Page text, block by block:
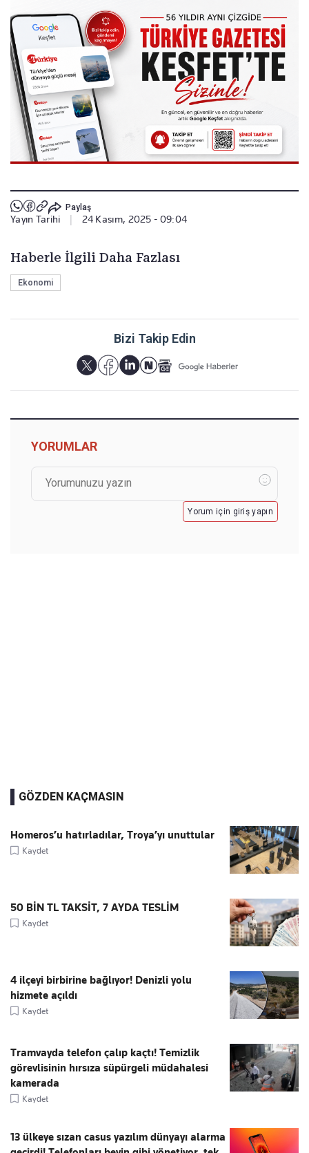
Paylaş
Yayın Tarihi 24 Kasım, 2025 - 09:04
Haberle İlgili Daha Fazlası
Ekonomi
Bizi Takip Edin
YORUMLAR
Yorum için giriş yapın
GÖZDEN KAÇMASIN
Homeros’u hatırladılar, Troya’yı unuttular
Kaydet
50 BİN TL TAKSİT, 7 AYDA TESLİM
Kaydet
4 ilçeyi birbirine bağlıyor! Denizli yolu
hizmete açıldı
Kaydet
Tramvayda telefon çalıp kaçtı! Temizlik
görevlisinin hırsıza süpürgeli müdahalesi
kamerada
Kaydet
13 ülkeye sızan casus yazılım dünyayı alarma